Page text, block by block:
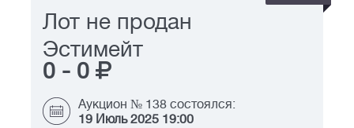
Лот не продан
Эстимейт
0 - 0
Аукцион № 138 состоялся:
19 Июль 2025 19:00